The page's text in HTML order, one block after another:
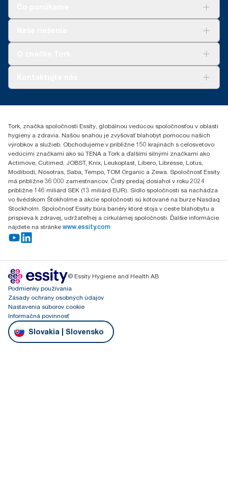
Essity Slovakia s.r.o.
049 12 Gemerská Hôrka
Tork, značka spoločnosti Essity, globálnou vedúcou spoločnosťou v oblasti
hygieny a zdravia. Našou snahou je zvyšovať blahobyt pomocou našich
výrobkov a služieb. Obchodujeme v približne 150 krajinách s celosvetovo
vedúcimi značkami ako sú TENA a Tork a ďalšími silnými značkami ako
Actimove, Cutimed, JOBST, Knix, Leukoplast, Libero, Libresse, Lotus,
Modibodi, Nosotras, Saba, Tempo, TOM Organic a Zewa. Spoločnosť Essity
má približne 36 000 zamestnancov. Čistý predaj dosiahol v roku 2024
približne 146 miliárd SEK (13 miliárd EUR). Sídlo spoločnosti sa nachádza
vo švédskom Štokholme a akcie spoločnosti sú kótované na burze Nasdaq
Stockholm. Spoločnosť Essity búra bariéry ktoré stoja v ceste blahobytu a
prispieva k zdravej, udržateľnej a cirkulárnej spoločnosti. Ďalšie informácie
nájdete na stránke www.essity.com
© Essity Hygiene and Health AB
Podmienky používania
Zásady ochrany osobných údajov
Nastavenia súborov cookie
Informačná povinnosť
Slovakia | Slovensko